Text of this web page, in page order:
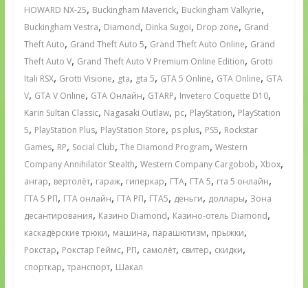
HOWARD NX-25, Buckingham Maverick, Buckingham Valkyrie,
Buckingham Vestra, Diamond, Dinka Sugoi, Drop zone, Grand
Theft Auto, Grand Theft Auto 5, Grand Theft Auto Online, Grand
Theft Auto V, Grand Theft Auto V Premium Online Edition, Grotti
Itali RSX, Grotti Visione, gta, gta 5, GTA 5 Online, GTA Online, GTA
V, GTA V Online, GTA Онлайн, GTARP, Invetero Coquette D10,
Karin Sultan Classic, Nagasaki Outlaw, pc, PlayStation, PlayStation
5, PlayStation Plus, PlayStation Store, ps plus, PS5, Rockstar
Games, RP, Social Club, The Diamond Program, Western
Company Annihilator Stealth, Western Company Cargobob, Xbox,
ангар, вертолёт, гараж, гиперкар, ГТА, ГТА 5, гта 5 онлайн,
ГТА 5 РП, ГТА онлайн, ГТА РП, ГТА5, деньги, доллары, Зона
десантирования, Казино Diamond, Казино-отель Diamond,
каскадёрские трюки, машина, парашютизм, прыжки,
Рокстар, Рокстар Геймс, РП, самолёт, свитер, скидки,
спорткар, транспорт, Шакал